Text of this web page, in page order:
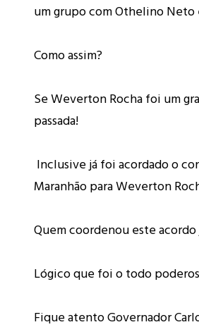
um grupo com Othelino Neto
Como assim?
Se Weverton Rocha foi um
passada!
Inclusive já foi acordado o
Maranhão para Weverton
Quem coordenou este
Lógico que foi o todo
Fique atento Governador